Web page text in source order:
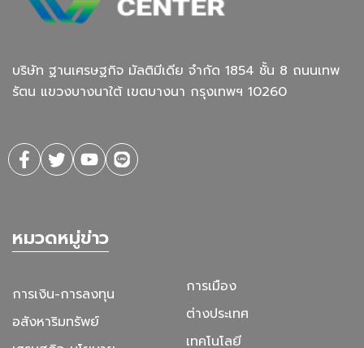
บริษัท ฐานเศรษฐกิจ มัลติมีเดีย จํากัด 1854 ชั้น 8 ถนนเทพ
รัตน แขวงบางนาใต้ เขตบางนา กรุงเทพฯ 10260
หมวดหมู่ข่าว
การเงิน-การลงทุน
อสังหาริมทรัพย์
การเมือง
ต่างประเทศ
เทคโนโลยี